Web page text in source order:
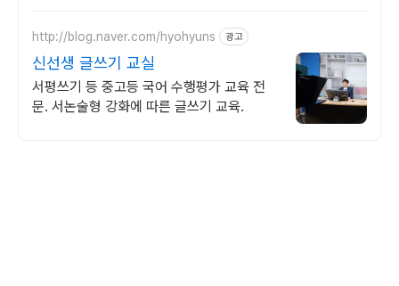
http://blog.naver.com/hyohyuns 광고
신선생 글쓰기 교실
서평쓰기 등 중고등 국어 수행평가 교육 전
문. 서논술형 강화에 따른 글쓰기 교육.